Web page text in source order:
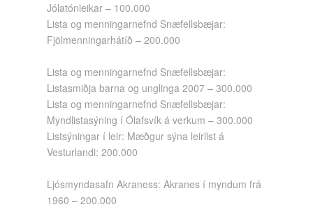
Jólatónleikar – 100.000
Lista og menningarnefnd Snæfellsbæjar:
Fjölmenningarhátíð – 200.000
Lista og menningarnefnd Snæfellsbæjar:
Listasmiðja barna og unglinga 2007 – 300.000
Lista og menningarnefnd Snæfellsbæjar:
Myndlistasýning í Ólafsvík á verkum – 300.000
Listsýningar í leir: Mæðgur sýna leirlist á
Vesturlandi: 200.000
Ljósmyndasafn Akraness: Akranes í myndum frá
1960 – 200.000